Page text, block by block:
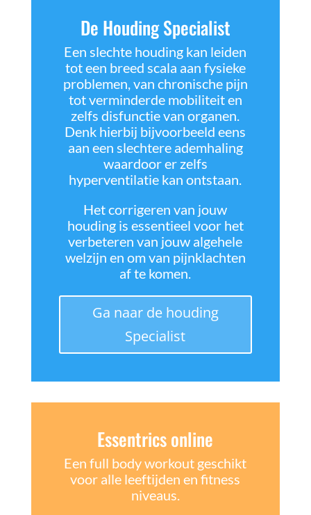
De Houding Specialist
Een slechte houding kan leiden
tot een breed scala aan fysieke
problemen, van chronische pijn
tot verminderde mobiliteit en
zelfs disfunctie van organen.
Denk hierbij bijvoorbeeld eens
aan een slechtere ademhaling
waardoor er zelfs
hyperventilatie kan ontstaan.
Het corrigeren van jouw
houding is essentieel voor het
verbeteren van jouw algehele
welzijn en om van pijnklachten
af te komen.
Ga naar de houding
Specialist
Essentrics online
Een full body workout geschikt
voor alle leeftijden en fitness
niveaus.